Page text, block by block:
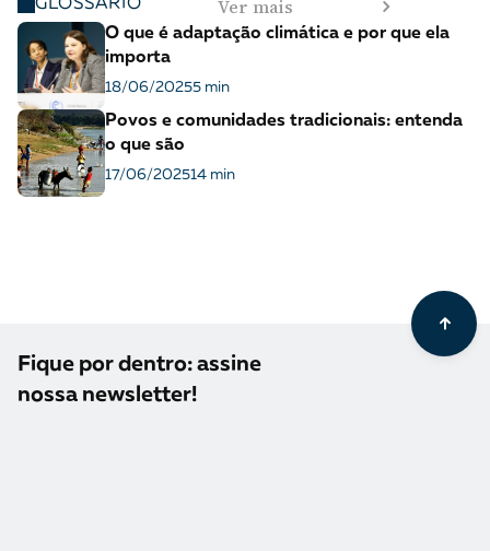
GLOSSÁRIO Ver mais
O que é adaptação climática e por que ela
importa
18/06/20255 min
Povos e comunidades tradicionais: entenda
o que são
17/06/202514 min
Fique por dentro: assine
nossa newsletter!